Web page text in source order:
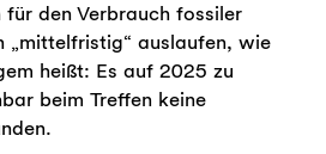
für den Verbrauch fossiler
„mittelfristig“ auslaufen, wie
heißt: Es auf 2025 zu
beim Treffen keine